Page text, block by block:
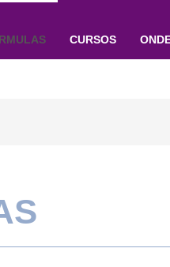
CURSOS